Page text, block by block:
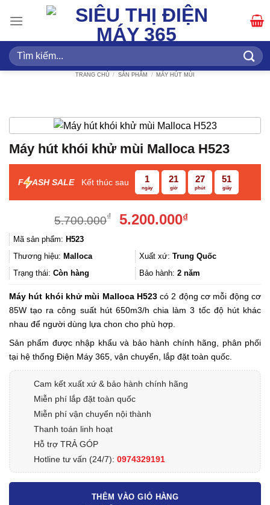
qua
dung
Tìm
kiếm:
TRANG CHỦ / SẢN PHẨM / MÁY HÚT MÙI
Máy hút khói khử mùi Malloca H523
F ASH SALE Kết thúc sau 1
ngày
21
giờ
27
phút
50
giây
5.700.000₫
Giá
5.700.000₫.
5.200.000₫Giá
là:
5.200.000₫.
Mã sản phẩm: H523
Thương hiệu: Malloca Xuất xứ: Trung Quốc
Trạng thái: Còn hàng Bảo hành: 2 năm
Máy hút khói khử mùi Malloca H523có 2 động cơ mỗi động cơ
85W tạo ra công suất hút 650m3/h chia làm 3 tốc độ hút khác
nhau để người dùng lựa chon cho phù hợp.
Sản phẩm được nhập khẩu và bảo hành chính hãng, phân phối
tại hệ thống Điện Máy 365, vận chuyển, lắp đặt toàn quốc.
Cam kết xuất xứ & bảo hành chính hãng
Miễn phí lắp đặt toàn quốc
Miễn phí vận chuyển nội thành
Thanh toán linh hoạt
Hỗ trợ TRẢ GÓP
Hotline tư vấn (24/7): 0974329191
THÊM VÀO GIỎ HÀNG